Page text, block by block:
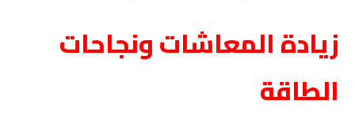
زيادة المعاشات ونجاحات
الطاقة